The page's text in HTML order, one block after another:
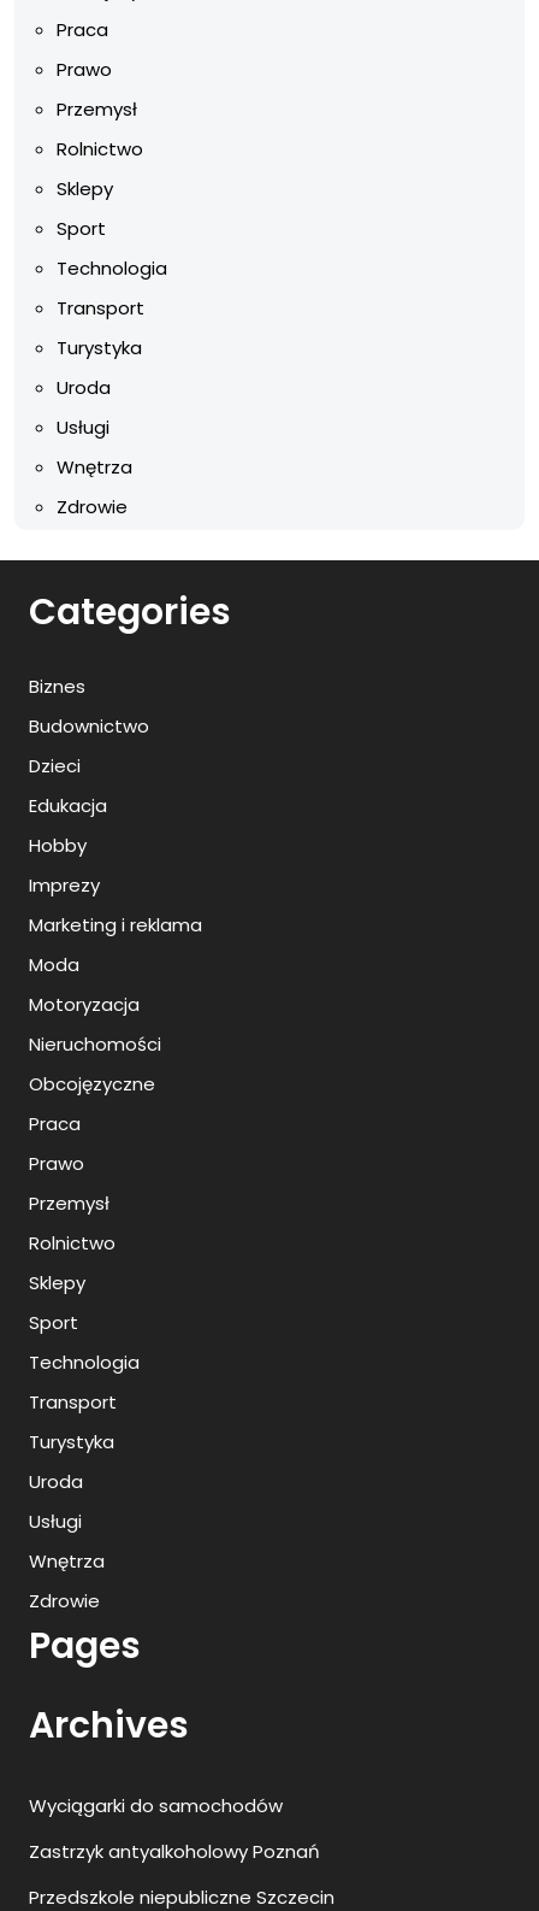
Praca
Prawo
Przemysł
Rolnictwo
Sklepy
Sport
Technologia
Transport
Turystyka
Uroda
Usługi
Wnętrza
Zdrowie
Categories
Biznes
Budownictwo
Dzieci
Edukacja
Hobby
Imprezy
Marketing i reklama
Moda
Motoryzacja
Nieruchomości
Obcojęzyczne
Praca
Prawo
Przemysł
Rolnictwo
Sklepy
Sport
Technologia
Transport
Turystyka
Uroda
Usługi
Wnętrza
Zdrowie
Pages
Archives
Wyciągarki do samochodów
Zastrzyk antyalkoholowy Poznań
Przedszkole niepubliczne Szczecin